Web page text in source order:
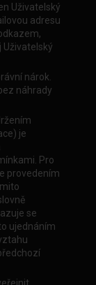
Uživatelský
adresu
nárok.
náhrady
je
Pro
provedením
se
ujednáním